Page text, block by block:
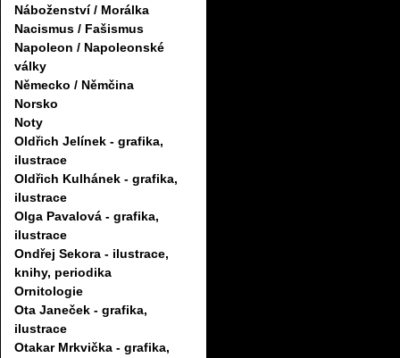
Náboženství / Morálka
Nacismus / Fašismus
Napoleon / Napoleonské
války
Německo / Němčina
Norsko
Noty
Oldřich Jelínek - grafika,
ilustrace
Oldřich Kulhánek - grafika,
ilustrace
Olga Pavalová - grafika,
ilustrace
Ondřej Sekora - ilustrace,
knihy, periodika
Ornitologie
Ota Janeček - grafika,
ilustrace
Otakar Mrkvička - grafika,